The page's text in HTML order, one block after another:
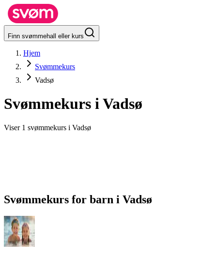
Finn svømmehall eller kurs
Hjem
Svømmekurs
Vadsø
Svømmekurs iVadsø
Viser 1 svømmekurs i Vadsø
Svømmekurs for barn i Vadsø